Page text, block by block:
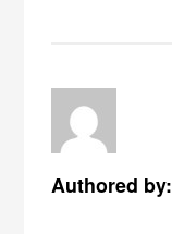
Authored by: